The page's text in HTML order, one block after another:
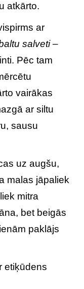
atkārto.
ar
salveti –
Pēc tam
vairākas
ar siltu
sausu
uz augšu,
malas jāpaliek
mitra
bet beigās
paklājs
etiķūdens